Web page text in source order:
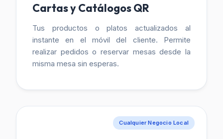
Cartas y Catálogos QR
Tus productos o platos actualizados al
instante en el móvil del cliente. Permite
realizar pedidos o reservar mesas desde la
misma mesa sin esperas.
Cualquier Negocio Local